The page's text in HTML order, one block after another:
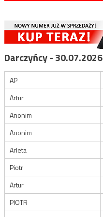
Darczyńcy - 30.07.2026
AP
Artur
Anonim
Anonim
Arleta
Piotr
Artur
PIOTR